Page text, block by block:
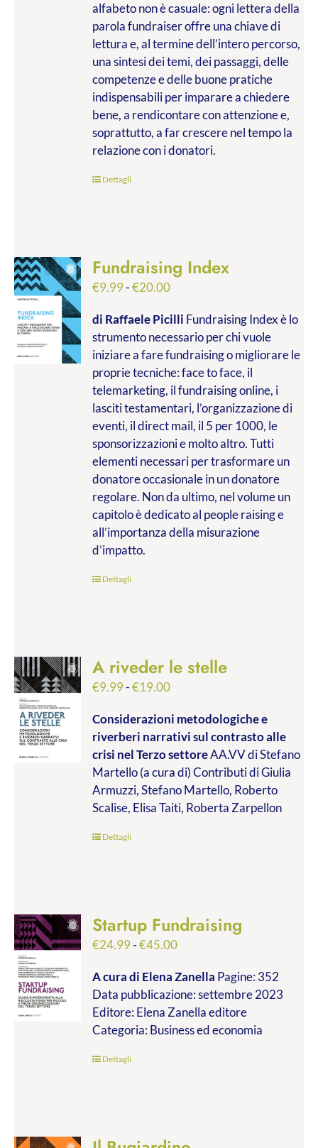
alfabeto non è casuale: ogni lettera della
parola fundraiser offre una chiave di
lettura e, al termine dell’intero percorso,
una sintesi dei temi, dei passaggi, delle
competenze e delle buone pratiche
indispensabili per imparare a chiedere
bene, a rendicontare con attenzione e,
soprattutto, a far crescere nel tempo la
relazione con i donatori.
Dettagli
Fundraising Index
€9.99-€20.00Fascia
prezzo:
da
€9.99
a
€20.00
di Raffaele Picilli Fundraising Index è lo
strumento necessario per chi vuole
iniziare a fare fundraising o migliorare le
proprie tecniche: face to face, il
telemarketing, il fundraising online, i
lasciti testamentari, l’organizzazione di
eventi, il direct mail, il 5 per 1000, le
sponsorizzazioni e molto altro. Tutti
elementi necessari per trasformare un
donatore occasionale in un donatore
regolare. Non da ultimo, nel volume un
capitolo è dedicato al people raising e
all’importanza della misurazione
d’impatto.
Dettagli
A riveder le stelle
€9.99-€19.00Fascia
prezzo:
da
€9.99
a
€19.00
Considerazioni metodologiche e
riverberi narrativi sul contrasto alle
crisi nel Terzo settoreAA.VV di Stefano
Martello (a cura di) Contributi di Giulia
Armuzzi, Stefano Martello, Roberto
Scalise, Elisa Taiti, Roberta Zarpellon
Dettagli
Startup Fundraising
€24.99-€45.00Fascia
prezzo:
da
€24.99
a
A cura di Elena Zanella Pagine: 352
Data pubblicazione: settembre 2023
Editore: Elena Zanella editore
Categoria: Business ed economia
Dettagli